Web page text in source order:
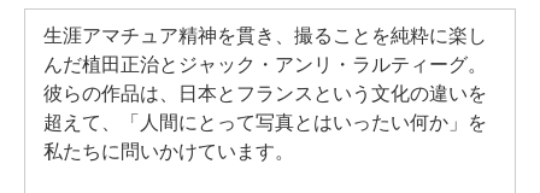
生涯アマチュア精神を貫き、撮ることを純粋に楽し
んだ植田正治とジャック・アンリ・ラルティーグ。
彼らの作品は、日本とフランスという文化の違いを
超えて、「人間にとって写真とはいったい何か」を
私たちに問いかけています。